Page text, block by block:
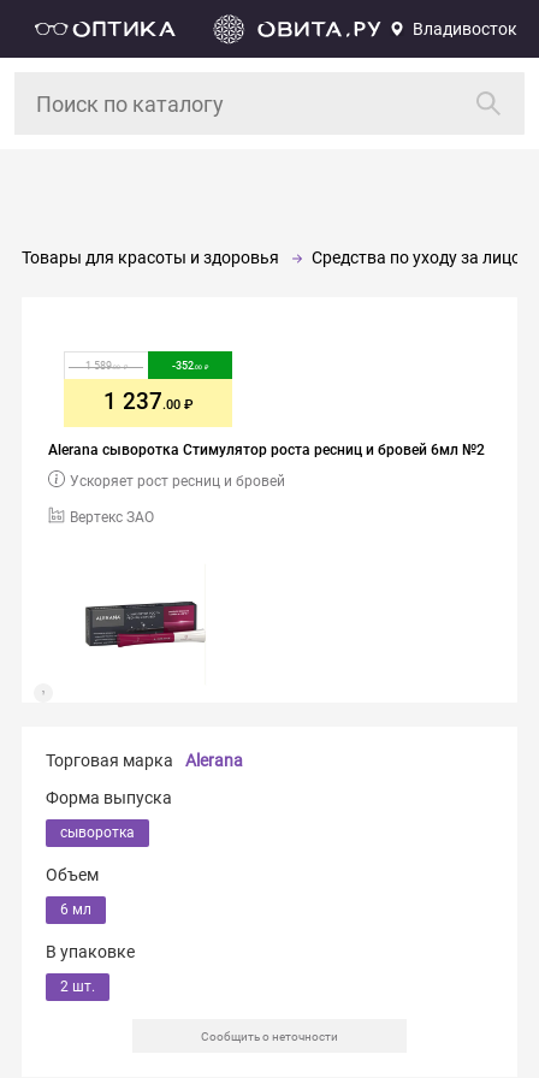
Владивосток
Товары для красоты и здоровья Средства по уходу за лицом
Alerana сыворотка Стимулятор роста ресниц и бровей 6мл №2
Вертекс ЗАО
Ускоряет рост ресниц и бровей
1 589.00 -352.00
1 237.00
Торговая марка
Alerana
Форма выпуска
сыворотка
Объем
6 мл
В упаковке
2 шт.
Сообщить о неточности